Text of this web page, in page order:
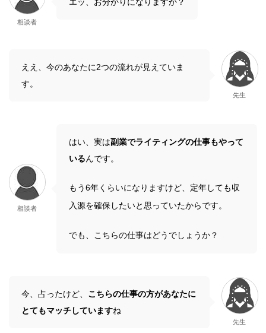
相談者
エッ、お分かりになりますか？
ええ、今のあなたに2つの流れが見えていま
す。
先生
相談者
はい、実は副業でライティングの仕事もやって
いるんです。
もう6年くらいになりますけど、定年しても収
入源を確保したいと思っていたからです。
でも、こちらの仕事はどうでしょうか？
今、占ったけど、 こちらの仕事の方があなたに
とてもマッチしていますね
先生